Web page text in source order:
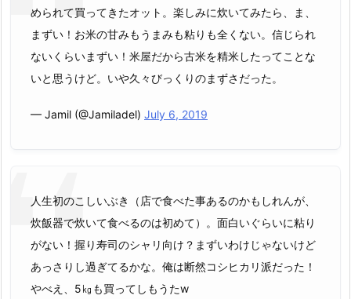
められて買ってきたオット。楽しみに炊いてみたら、ま、
まずい！お米の甘みもうまみも粘りも全くない。信じられ
ないくらいまずい！米屋だから古米を精米したってことな
いと思うけど。いや久々びっくりのまずさだった。
— Jamil (@Jamiladel) July 6, 2019
人生初のこしいぶき（店で食べた事あるのかもしれんが、
炊飯器で炊いて食べるのは初めて）。面白いぐらいに粘り
がない！握り寿司のシャリ向け？まずいわけじゃないけど
あっさりし過ぎてるかな。俺は断然コシヒカリ派だった！
やべえ、5㎏も買ってしもうたw